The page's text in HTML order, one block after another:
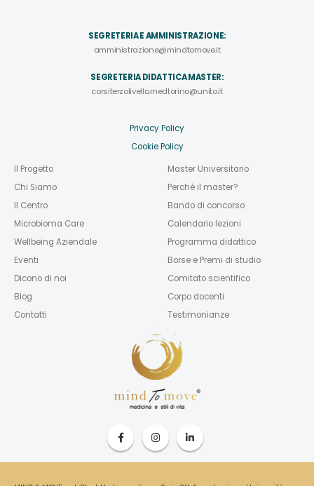
SEGRETERIA E AMMINISTRAZIONE:
amministrazione@mindtomove.it
SEGRETERIA DIDATTICA MASTER:
corsiterzolivello.medtorino@unito.it
Privacy Policy
Cookie Policy
Il Progetto
Chi Siamo
Il Centro
Microbioma Care
Wellbeing Aziendale
Eventi
Dicono di noi
Blog
Contatti
Master Universitario
Perchè il master?
Bando di concorso
Calendario lezioni
Programma didattico
Borse e Premi di studio
Comitato scientifico
Corpo docenti
Testimonianze